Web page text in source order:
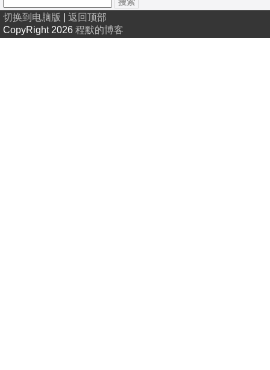
切换到电脑版
返回顶部
CopyRight 2026 程默的博客